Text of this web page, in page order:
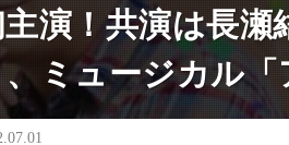
演！共演は⻑
、ミュージカル